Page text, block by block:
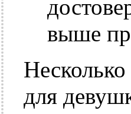
выше
для